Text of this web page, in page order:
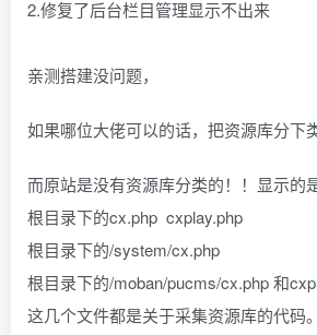
2.修复了后台栏目管理显示不出来
亲测搭建没问题，
如果哪位大佬可以的话，把资源库分下
而原站是没有资源库分类的！！显示的
根目录下的cx.php cxplay.php
根目录下的/system/cx.php
根目录下的/moban/pucms/cx.php 和
这几个文件都是关于采集资源库的代码。
登录密码
使用社交账号登录即表示同意 隐